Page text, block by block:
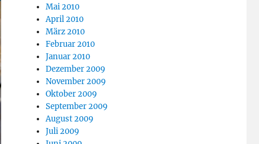
Mai 2010
April 2010
März 2010
Februar 2010
Januar 2010
Dezember 2009
November 2009
Oktober 2009
September 2009
August 2009
Juli 2009